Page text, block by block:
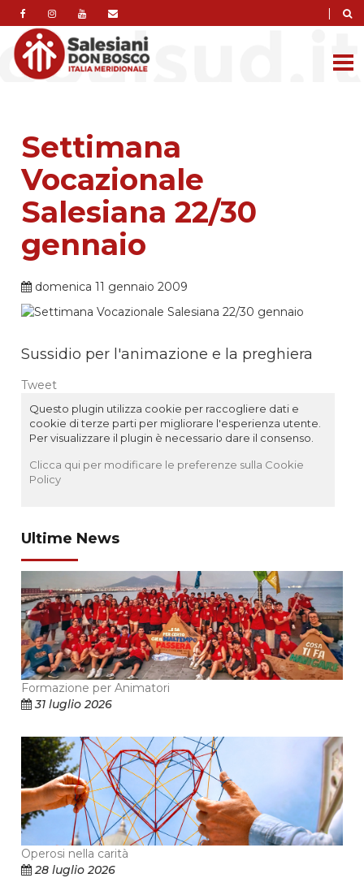
|
Settimana
Vocazionale
Salesiana 22/30
gennaio
domenica 11 gennaio 2009
Sussidio per l'animazione e la preghiera
Tweet
Questo plugin utilizza cookie per raccogliere dati e
cookie di terze parti per migliorare l'esperienza utente.
Per visualizzare il plugin è necessario dare il consenso.
Clicca qui per modificare le preferenze sulla Cookie
Policy
Ultime News
Formazione per Animatori
31 luglio 2026
Operosi nella carità
28 luglio 2026